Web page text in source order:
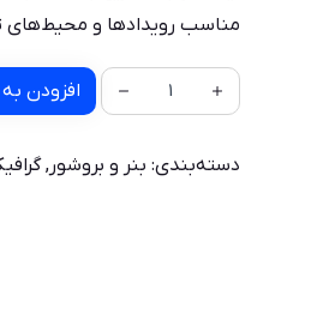
مناسب رویدادها و محیط‌های
افزودن
دسته‌بندی: بنر و بروشور,